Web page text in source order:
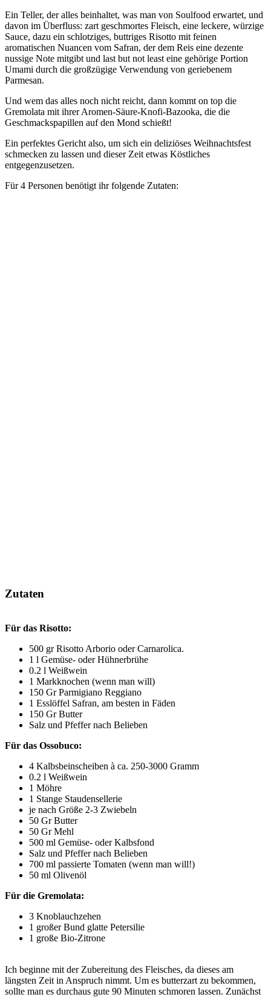
Ein Teller, der alles beinhaltet, was man von Soulfood erwartet, und
davon im Überfluss: zart geschmortes Fleisch, eine leckere, würzige
Sauce, dazu ein schlotziges, buttriges Risotto mit feinen
aromatischen Nuancen vom Safran, der dem Reis eine dezente
nussige Note mitgibt und last but not least eine gehörige Portion
Umami durch die großzügige Verwendung von geriebenem
Parmesan.
Und wem das alles noch nicht reicht, dann kommt on top die
Gremolata mit ihrer Aromen-Säure-Knofi-Bazooka, die die
Geschmackspapillen auf den Mond schießt!
Ein perfektes Gericht also, um sich ein deliziöses Weihnachtsfest
schmecken zu lassen und dieser Zeit etwas Köstliches
entgegenzusetzen.
Für 4 Personen benötigt ihr folgende Zutaten:
Zutaten
Für das Risotto:
500 gr Risotto Arborio oder Carnarolica.
1 l Gemüse- oder Hühnerbrühe
0.2 l Weißwein
1 Markknochen (wenn man will)
150 Gr Parmigiano Reggiano
1 Esslöffel Safran, am besten in Fäden
150 Gr Butter
Salz und Pfeffer nach Belieben
Für das Ossobuco:
4 Kalbsbeinscheiben à ca. 250-3000 Gramm
0.2 l Weißwein
1 Möhre
1 Stange Staudensellerie
je nach Größe 2-3 Zwiebeln
50 Gr Butter
50 Gr Mehl
500 ml Gemüse- oder Kalbsfond
Salz und Pfeffer nach Belieben
700 ml passierte Tomaten (wenn man will!)
50 ml Olivenöl
Für die Gremolata:
3 Knoblauchzehen
1 großer Bund glatte Petersilie
1 große Bio-Zitrone
Ich beginne mit der Zubereitung des Fleisches, da dieses am
längsten Zeit in Anspruch nimmt. Um es butterzart zu bekommen,
sollte man es durchaus gute 90 Minuten schmoren lassen. Zunächst